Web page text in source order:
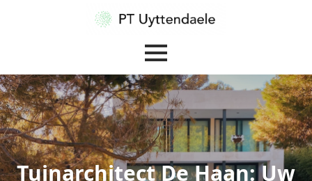
Tuinarchitect De Haan: Uw